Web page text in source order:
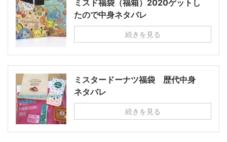
ミスド福袋（福箱）2020ゲットし
たので中身ネタバレ
続きを見る
ミスタードーナツ福袋 歴代中身
ネタバレ
続きを見る